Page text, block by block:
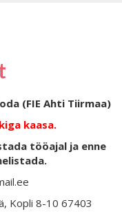
(FIE Ahti Tiirmaa)
kaasa.
tööajal ja enne
Kopli 8-10 67403